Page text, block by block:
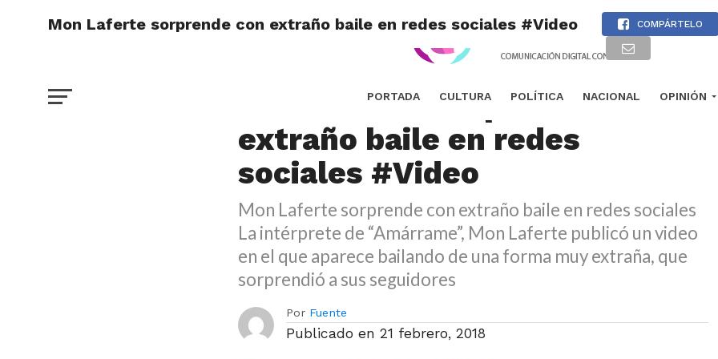
PORTADA CULTURA POLÍTICA NACIONAL OPINIÓN
Mon Laferte sorprende con extraño baile en redes sociales #Video COMPÁRTELO
Mon Laferte sorprende con
extraño baile en redes
sociales #Video
Mon Laferte sorprende con extraño baile en redes sociales
La intérprete de “Amárrame”, Mon Laferte publicó un video
en el que aparece bailando de una forma muy extraña, que
sorprendió a sus seguidores
Por Fuente
Publicado en 21 febrero, 2018